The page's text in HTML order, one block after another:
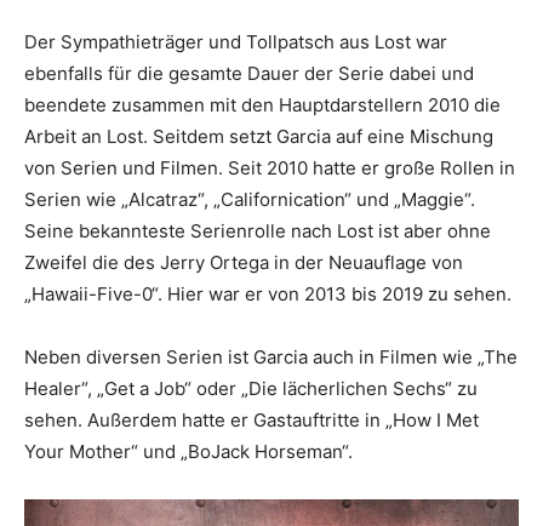
Der Sympathieträger und Tollpatsch aus Lost war
ebenfalls für die gesamte Dauer der Serie dabei und
beendete zusammen mit den Hauptdarstellern 2010 die
Arbeit an Lost. Seitdem setzt Garcia auf eine Mischung
von Serien und Filmen. Seit 2010 hatte er große Rollen in
Serien wie „Alcatraz“, „Californication“ und „Maggie“.
Seine bekannteste Serienrolle nach Lost ist aber ohne
Zweifel die des Jerry Ortega in der Neuauflage von
„Hawaii-Five-0“. Hier war er von 2013 bis 2019 zu sehen.
Neben diversen Serien ist Garcia auch in Filmen wie „The
Healer“, „Get a Job“ oder „Die lächerlichen Sechs“ zu
sehen. Außerdem hatte er Gastauftritte in „How I Met
Your Mother“ und „BoJack Horseman“.